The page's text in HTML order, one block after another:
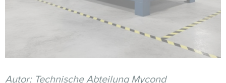
Autor: Technische Abteilung Mycond